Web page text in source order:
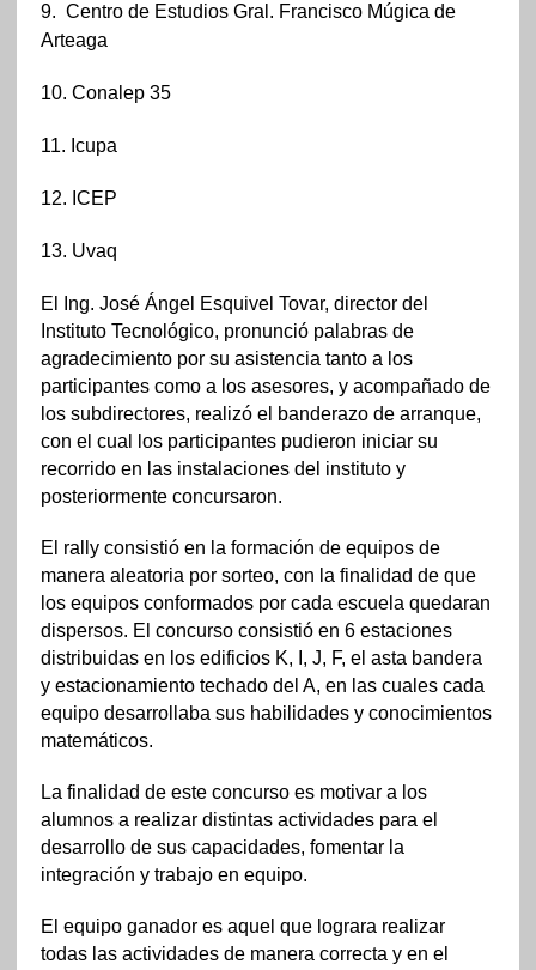
9. Centro de Estudios Gral. Francisco Múgica de
Arteaga
10. Conalep 35
11. Icupa
12. ICEP
13. Uvaq
El Ing. José Ángel Esquivel Tovar, director del
Instituto Tecnológico, pronunció palabras de
agradecimiento por su asistencia tanto a los
participantes como a los asesores, y acompañado de
los subdirectores, realizó el banderazo de arranque,
con el cual los participantes pudieron iniciar su
recorrido en las instalaciones del instituto y
posteriormente concursaron.
El rally consistió en la formación de equipos de
manera aleatoria por sorteo, con la finalidad de que
los equipos conformados por cada escuela quedaran
dispersos. El concurso consistió en 6 estaciones
distribuidas en los edificios K, I, J, F, el asta bandera
y estacionamiento techado del A, en las cuales cada
equipo desarrollaba sus habilidades y conocimientos
matemáticos.
La finalidad de este concurso es motivar a los
alumnos a realizar distintas actividades para el
desarrollo de sus capacidades, fomentar la
integración y trabajo en equipo.
El equipo ganador es aquel que lograra realizar
todas las actividades de manera correcta y en el